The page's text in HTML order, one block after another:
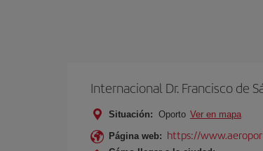
Internacional Dr. Francisco de
Situación: Oporto Ver en mapa
Página web: https://